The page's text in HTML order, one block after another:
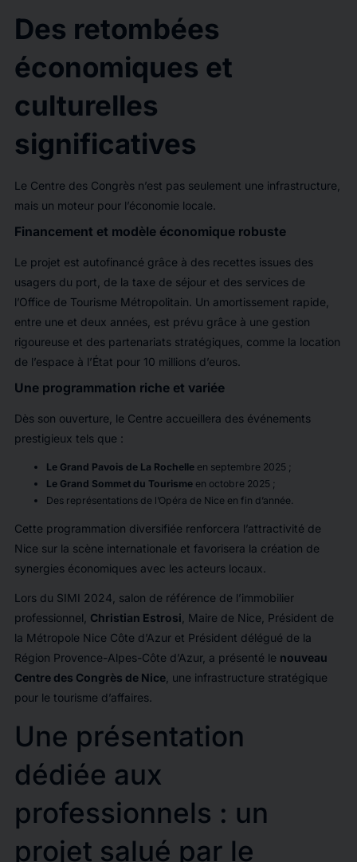
Des retombées
économiques et
culturelles
significatives
Le Centre des Congrès n’est pas seulement une infrastructure,
mais un moteur pour l’économie locale.
Financement et modèle économique robuste
Le projet est autofinancé grâce à des recettes issues des
usagers du port, de la taxe de séjour et des services de
l’Office de Tourisme Métropolitain. Un amortissement rapide,
entre une et deux années, est prévu grâce à une gestion
rigoureuse et des partenariats stratégiques, comme la location
de l’espace à l’État pour 10 millions d’euros.
Une programmation riche et variée
Dès son ouverture, le Centre accueillera des événements
prestigieux tels que :
Le Grand Pavois de La Rochelleen septembre 2025 ;
Le Grand Sommet du Tourismeen octobre 2025 ;
Des représentations de l’Opéra de Nice en fin d’année.
Cette programmation diversifiée renforcera l’attractivité de
Nice sur la scène internationale et favorisera la création de
synergies économiques avec les acteurs locaux.
Lors du SIMI 2024, salon de référence de l’immobilier
professionnel, Christian Estrosi , Maire de Nice, Président de
la Métropole Nice Côte d’Azur et Président délégué de la
Région Provence-Alpes-Côte d’Azur, a présenté le nouveau
Centre des Congrès de Nice, une infrastructure stratégique
pour le tourisme d’affaires.
Une présentation
dédiée aux
professionnels : un
projet salué par le